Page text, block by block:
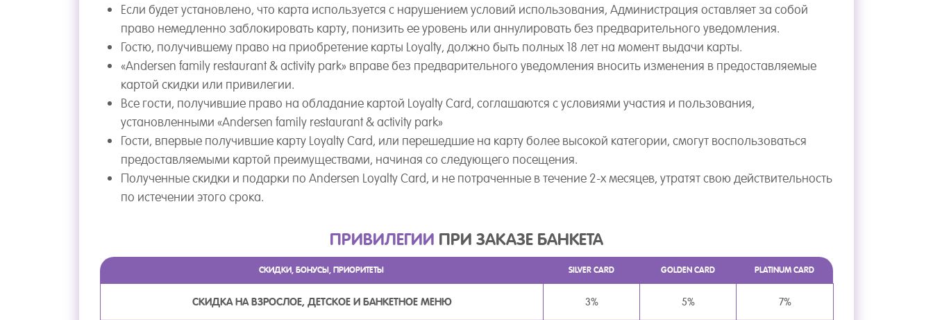
Если будет установлено, что карта используется с нарушением условий использования, Администрация оставляет за собой
право немедленно заблокировать карту, понизить ее уровень или аннулировать без предварительного уведомления.
Гостю, получившему право на приобретение карты Loyalty, должно быть полных 18 лет на момент выдачи карты.
«Andersen family restaurant & activity park» вправе без предварительного уведомления вносить изменения в предоставляемые
картой скидки или привилегии.
Все гости, получившие право на обладание картой Loyalty Card, соглашаются с условиями участия и пользования,
установленными «Andersen family restaurant & activity park»
Гости, впервые получившие карту Loyalty Card, или перешедшие на карту более высокой категории, смогут воспользоваться
предоставляемыми картой преимуществами, начиная со следующего посещения.
Полученные скидки и подарки по Andersen Loyalty Card, и не потраченные в течение 2-х месяцев, утратят свою действительность
по истечении этого срока.
ПРИВИЛЕГИИ ПРИ ЗАКАЗЕ БАНКЕТА
СКИДКИ, БОНУСЫ, ПРИОРИТЕТЫ SILVER CARD GOLDEN CARD PLATINUM CARD
СКИДКА НА ВЗРОСЛОЕ, ДЕТСКОЕ И БАНКЕТНОЕ МЕНЮ 3% 5% 7%